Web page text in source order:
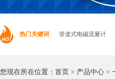
热门关键词 管道式电磁流量计
您现在所在位置： 首页 > 产品中心 >